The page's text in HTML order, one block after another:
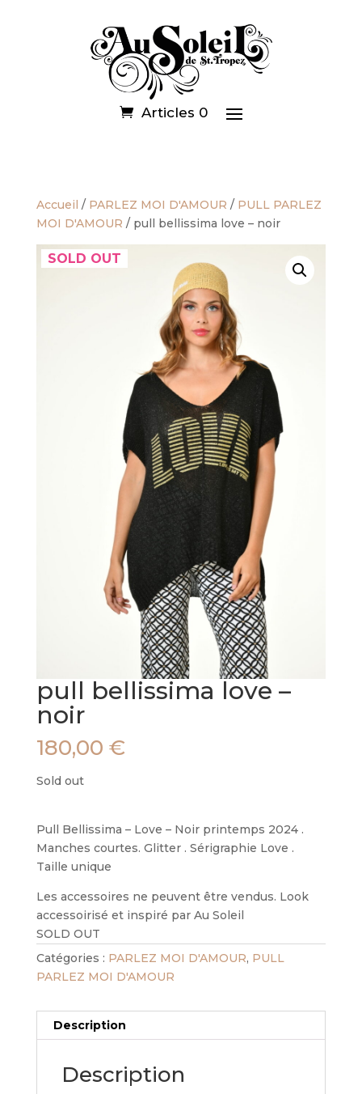
Articles 0
Accueil / PARLEZ MOI D'AMOUR / PULL PARLEZ
MOI D'AMOUR / pull bellissima love – noir
SOLD OUT
pull bellissima love –
noir
180,00 €
Sold out
Pull Bellissima – Love – Noir printemps 2024 .
Manches courtes. Glitter . Sérigraphie Love .
Taille unique
Les accessoires ne peuvent être vendus. Look
accessoirisé et inspiré par Au Soleil
SOLD OUT
Catégories : PARLEZ MOI D'AMOUR, PULL
PARLEZ MOI D'AMOUR
Description
Description